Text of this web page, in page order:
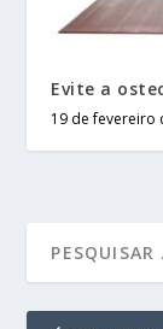
Evite a
19 de fevereiro